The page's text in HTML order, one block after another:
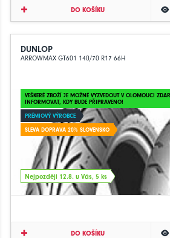
DO KOŠÍKU
DUNLOP
ARROWMAX GT601 140/70 R17 66H
VEŠKERÉ ZBOŽÍ JE MOŽNÉ VYZVEDOUT V OLOMOUCI
INFORMOVAT, KDY BUDE PŘIPRAVENO!
PRÉMIOVÝ VÝROBCE
SLEVA DOPRAVA 20% SLOVENSKO
Nejpozději 12.8. u Vás, 5 ks
DO KOŠÍKU